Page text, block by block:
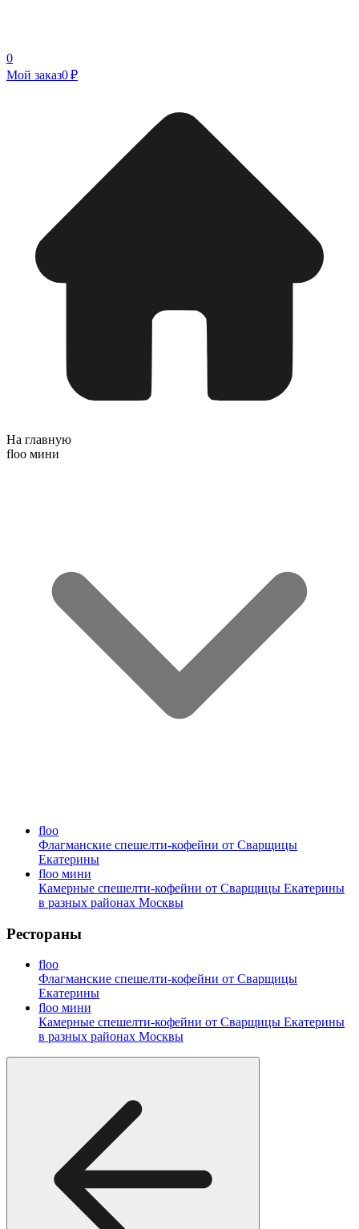
0
Мой заказ0 ₽
На главную
floo мини
floo
Флагманские спешелти-кофейни от Сварщицы
Екатерины
floo мини
Камерные спешелти-кофейни от Сварщицы Екатерины
в разных районах Москвы
Рестораны
floo
Флагманские спешелти-кофейни от Сварщицы
Екатерины
floo мини
Камерные спешелти-кофейни от Сварщицы Екатерины
в разных районах Москвы